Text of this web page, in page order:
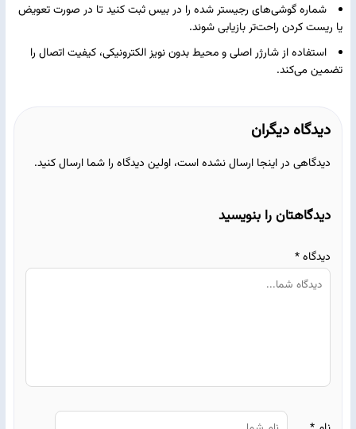
شماره گوشی‌های رجیستر شده را در بیس ثبت کنید تا در صورت تعویض
یا ریست کردن راحت‌تر بازیابی شوند.
استفاده از شارژر اصلی و محیط بدون نویز الکترونیکی، کیفیت اتصال را
تضمین می‌کند.
دیدگاه دیگران
دیدگاهی در اینجا ارسال نشده است، اولین دیدگاه را شما ارسال کنید.
دیدگاهتان را بنویسید
دیدگاه*